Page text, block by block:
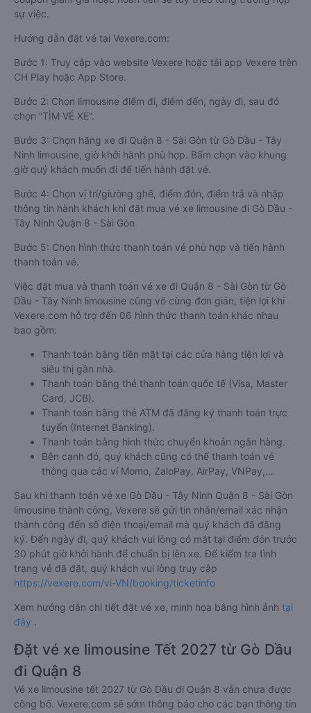
sự việc.
Hướng dẫn đặt vé tại Vexere.com:
Bước 1: Truy cập vào website Vexere hoặc tải app Vexere trên
CH Play hoặc App Store.
Bước 2: Chọn limousine điểm đi, điểm đến, ngày đi, sau đó
chọn “TÌM VÉ XE”.
Bước 3: Chọn hãng xe đi Quận 8 - Sài Gòn từ Gò Dầu - Tây
Ninh limousine, giờ khởi hành phù hợp. Bấm chọn vào khung
giờ quý khách muốn đi để tiến hành đặt vé.
Bước 4: Chọn vị trí/giường ghế, điểm đón, điểm trả và nhập
thông tin hành khách khi đặt mua vé xe limousine đi Gò Dầu -
Tây Ninh Quận 8 - Sài Gòn
Bước 5: Chọn hình thức thanh toán vé phù hợp và tiến hành
thanh toán vé.
Việc đặt mua và thanh toán vé xe đi Quận 8 - Sài Gòn từ Gò
Dầu - Tây Ninh limousine cũng vô cùng đơn giản, tiện lợi khi
Vexere.com hỗ trợ đến 06 hình thức thanh toán khác nhau
bao gồm:
Thanh toán bằng tiền mặt tại các cửa hàng tiện lợi và
siêu thị gần nhà.
Thanh toán bằng thẻ thanh toán quốc tế (Visa, Master
Card, JCB).
Thanh toán bằng thẻ ATM đã đăng ký thanh toán trực
tuyến (Internet Banking).
Thanh toán bằng hình thức chuyển khoản ngân hàng.
Bên cạnh đó, quý khách cũng có thể thanh toán vé
thông qua các ví Momo, ZaloPay, AirPay, VNPay,…
Sau khi thanh toán vé xe Gò Dầu - Tây Ninh Quận 8 - Sài Gòn
limousine thành công, Vexere sẽ gửi tin nhắn/email xác nhận
thành công đến số điện thoại/email mà quý khách đã đăng
ký. Đến ngày đi, quý khách vui lòng có mặt tại điểm đón trước
30 phút giờ khởi hành để chuẩn bị lên xe. Để kiểm tra tình
trạng vé đã đặt, quý khách vui lòng truy cập
https://vexere.com/vi-VN/booking/ticketinfo
Xem hướng dẫn chi tiết đặt vé xe, minh họa bằng hình ảnh tại
đây .
Đặt vé xe limousine Tết 2027 từ Gò Dầu
đi Quận 8
Vé xe limousine tết 2027 từ Gò Dầu đi Quận 8 vẫn chưa được
công bố. Vexere.com sẽ sớm thông báo cho các bạn thông tin